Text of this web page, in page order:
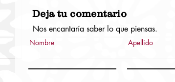
Deja tu comentario
Nos encantaría saber lo que piensas.
Nombre Apellido